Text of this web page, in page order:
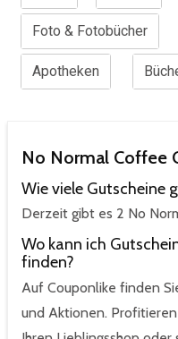
Foto & Fotobücher
Apotheken
No Normal Coffee
Wie viele Gutscheine
Derzeit gibt es 2 No
Wo kann ich
finden?
Auf Couponlike finden
und Aktionen.